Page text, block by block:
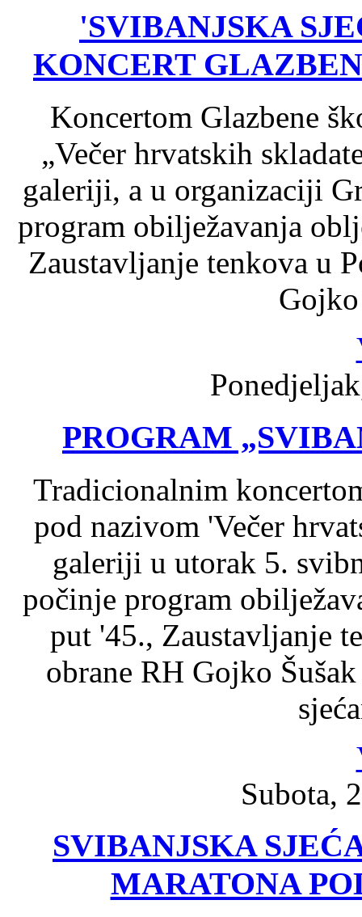
'SVIBANJSKA
KONCERT
Koncertom Glazbene
„Večer hrvatskih
galeriji, a u organizaciji
program obilježavanja
Zaustavljanje tenkova u
PROGRAM
Tradicionalnim
pod nazivom 'Večer
galeriji u utorak 5.
počinje program
put '45., Zaustavljanje
obrane RH Gojko
Subota,
SVIBANJSKA
MARATONA